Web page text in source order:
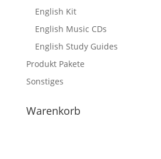
English Kit
English Music CDs
English Study Guides
Produkt Pakete
Sonstiges
Warenkorb